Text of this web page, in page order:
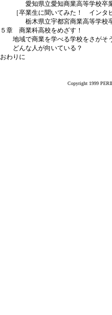
愛知県立愛知商業高等学校卒
［卒業生に聞いてみた！ インタ
栃木県立宇都宮商業高等学校
５章 商業科高校をめざす！
地域で商業を学べる学校をさがそ
どんな人が向いている？
おわりに
Copyright 1999